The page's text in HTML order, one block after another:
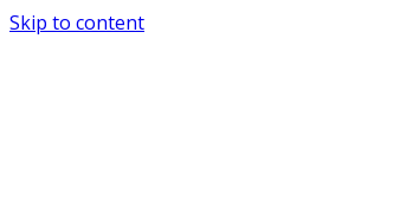
Skip to content